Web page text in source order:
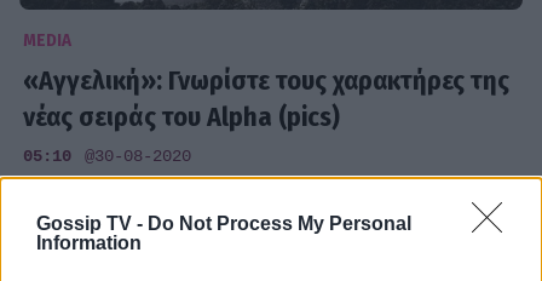
Gossip TV - Do Not Process My Personal
Information
MEDIA
«Αγγελική»: Γνωρίστε τους χαρακτήρες της
νέας σειράς του Alpha (pics)
05:10 @30-08-2020